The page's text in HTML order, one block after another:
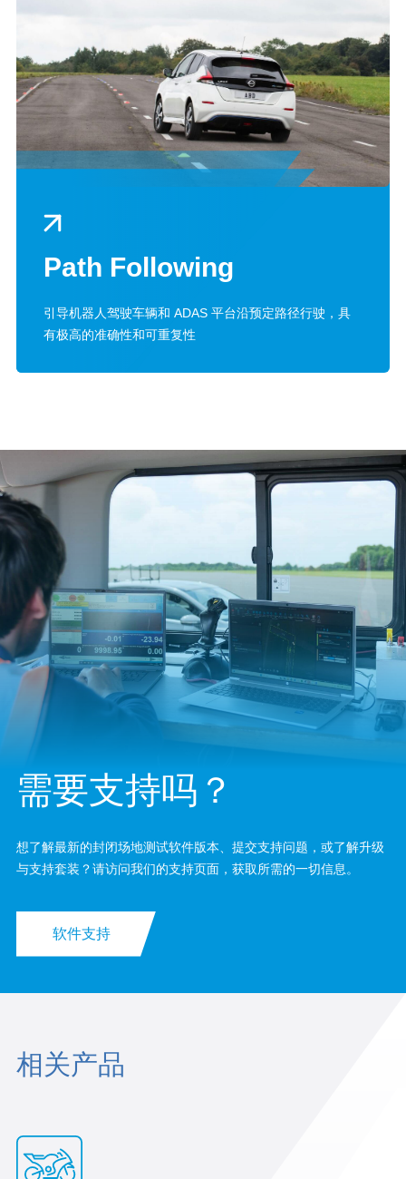
Path Following
引导机器人驾驶车辆和 ADAS 平台沿预定路径行驶，具
有极高的准确性和可重复性
需要支持吗？
想了解最新的封闭场地测试软件版本、提交支持问题，或了解升级
与支持套装？请访问我们的支持页面，获取所需的一切信息。
软件支持
相关产品